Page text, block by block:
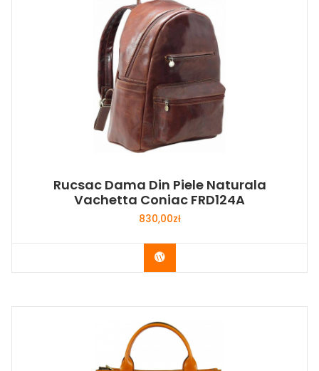
Rucsac Dama Din Piele Naturala
Vachetta Coniac FRD124A
830,00zł
Buy Now